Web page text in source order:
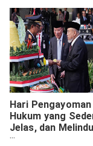
Hari Pengayoman
Hukum yang
Jelas, dan
Rakyat